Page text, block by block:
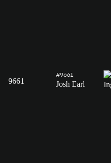
9661
#9661
Josh Earl